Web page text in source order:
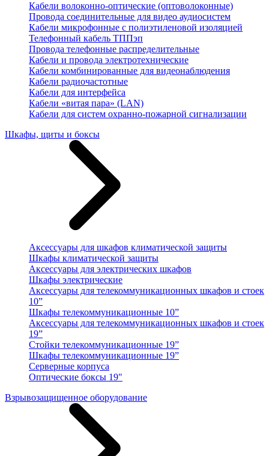
Кабели волоконно-оптические (оптоволоконные)
Провода соединительные для видео аудиосистем
Кабели микрофонные с полиэтиленовой изоляцией
Телефонный кабель ТППэп
Провода телефонные распределительные
Кабели и провода электротехнические
Кабели комбинированные для видеонаблюдения
Кабели радиочастотные
Кабели для интерфейса
Кабели «витая пара» (LAN)
Кабели для систем охранно-пожарной сигнализации
Шкафы, щиты и боксы
Аксессуары для шкафов климатической защиты
Шкафы климатической защиты
Аксессуары для электрических шкафов
Шкафы электрические
Аксессуары для телекоммуникационных шкафов и стоек
10”
Шкафы телекоммуникационные 10”
Аксессуары для телекоммуникационных шкафов и стоек
19”
Стойки телекоммуникационные 19”
Шкафы телекоммуникационные 19”
Серверные корпуса
Оптические боксы 19"
Взрывозащищенное оборудование